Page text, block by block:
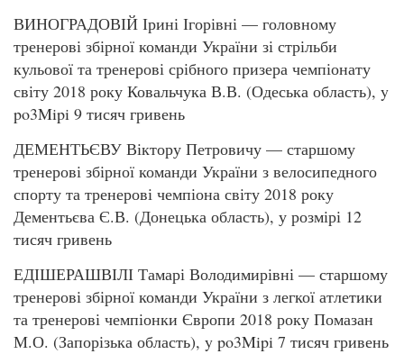
ВИНОГРАДОВІЙ Ірині Ігорівні — головному
тренерові збірної команди України зі стрільби
кульової та тренерові срібного призера чемпіонату
світу 2018 року Ковальчука В.В. (Одеська область), y
po3Mipi 9 тисяч гривень
ДЕМЕНТЬЄВУ Віктору Петровичу — старшому
тренерові збірної команди України з велосипедного
спорту та тренерові чемпіона світу 2018 року
Дементьєва Є.В. (Донецька область), у розмірі 12
тисяч гривень
ЕДІШЕРАШВІЛІ Тамарі Володимирівні — старшому
тренерові збірної команди України з легкої атлетики
та тренерові чемпіонки Європи 2018 року Помазан
М.О. (Запорізька область), y po3Mipi 7 тисяч гривень